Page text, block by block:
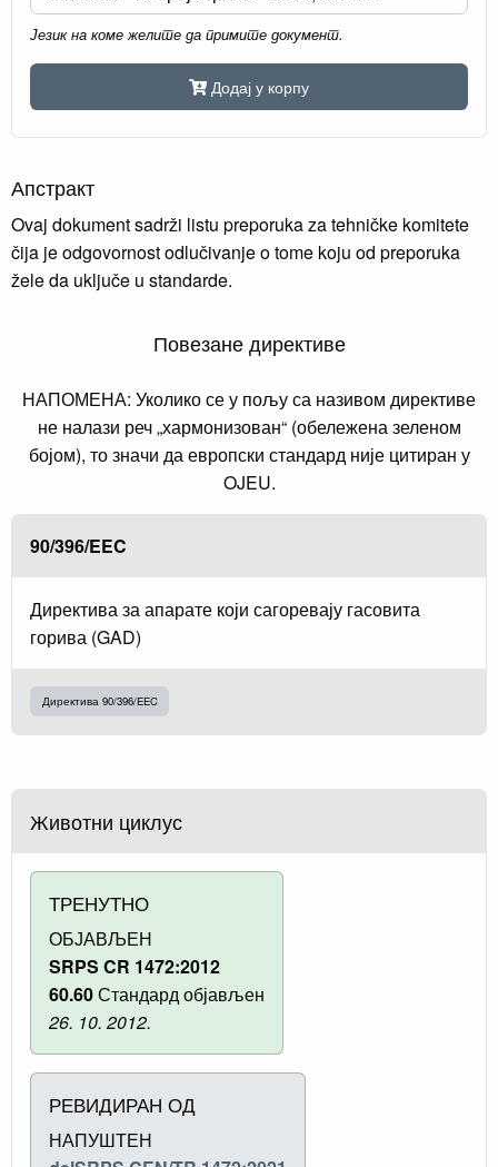
Језик на коме желите да примите документ.
Додај у корпу
Апстракт
Ovaj dokument sadrži listu preporuka za tehničke komitete
čija je odgovornost odlučivanje o tome koju od preporuka
žele da uključe u standarde.
Повезане директиве
НАПОМЕНА: Уколико се у пољу са називом директиве
не налази реч „хармонизован“ (обележена зеленом
бојом), то значи да европски стандард није цитиран у
OJEU.
90/396/EEC
Директива за апарате који сагоревају гасовита
горива (GAD)
Директива 90/396/EEC
Животни циклус
ТРЕНУТНО
ОБЈАВЉЕН
SRPS CR 1472:2012
60.60Стандард објављен
26. 10. 2012.
РЕВИДИРАН ОД
НАПУШТЕН